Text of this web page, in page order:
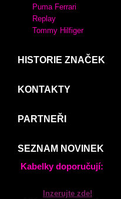
Puma Ferrari
Replay
Tommy Hilfiger
HISTORIE ZNAČEK
KONTAKTY
PARTNEŘI
SEZNAM NOVINEK
Kabelky doporučují:
Inzerujte zde!